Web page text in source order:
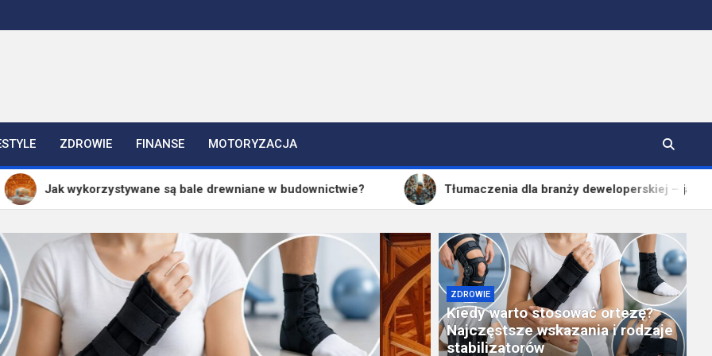
ZDROWIE FINANSE MOTORYZACJA
są bale drewniane w budownictwie? Tłumaczenia dla branży deweloperskiej – jak uniknąć
ZDROWIE
Kiedy warto stosować ortezę?
Najczęstsze wskazania i rodzaje
stabilizatorów